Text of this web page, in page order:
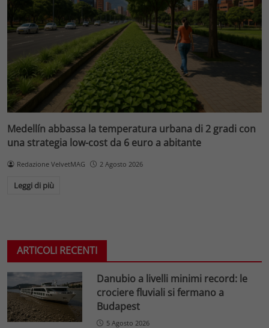
Medellín abbassa la temperatura urbana di 2 gradi con
una strategia low-cost da 6 euro a abitante
Redazione VelvetMAG 2 Agosto 2026
Leggi di più
ARTICOLI RECENTI
Danubio a livelli minimi record: le
crociere fluviali si fermano a
Budapest
5 Agosto 2026